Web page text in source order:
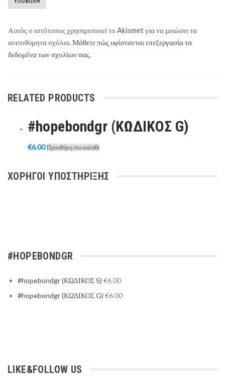
Αυτός ο ιστότοπος χρησιμοποιεί το Akismet για να μειώσει τα
ανεπιθύμητα σχόλια.Μάθετε πώς υφίστανται επεξεργασία τα
δεδομένα των σχολίων σας.
RELATED PRODUCTS
#hopebondgr (ΚΩΔΙΚΟΣ G)
€6.00 Προσθήκη στο καλάθι
ΧΟΡΗΓΟΙ ΥΠΟΣΤΗΡΙΞΗΣ
#HOPEBONDGR
#hopebondgr (ΚΩΔΙΚΟΣ S) €6.00
#hopebondgr (ΚΩΔΙΚΟΣ G) €6.00
LIKE&FOLLOW US